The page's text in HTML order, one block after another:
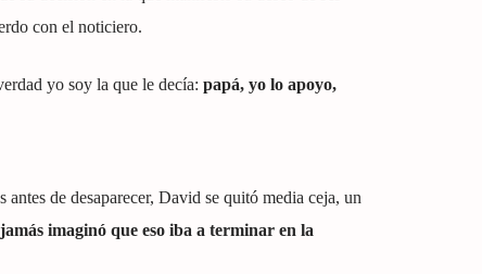
con el noticiero.
yo soy la que le decía: papá, yo lo apoyo,
de desaparecer, David se quitó media ceja, un
imaginó que eso iba a terminar en la